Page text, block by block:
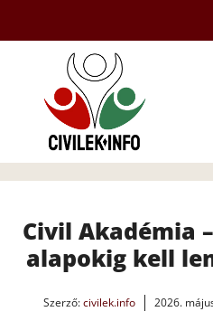
tartalomba
Civil Akadémia
alapokig kell
Szerző:civilek.info 2026.